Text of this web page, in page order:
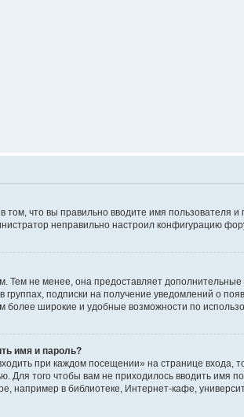
том, что вы правильно вводите имя
неправильно настроил конфигурацию
Тем не менее, она предоставляет
подписки на получение уведомлений о
более широкие и удобные возможности по
имя и пароль?
при каждом посещении» на странице
Для того чтобы вам не приходилось вводить
например в библиотеке, Интернет-кафе,